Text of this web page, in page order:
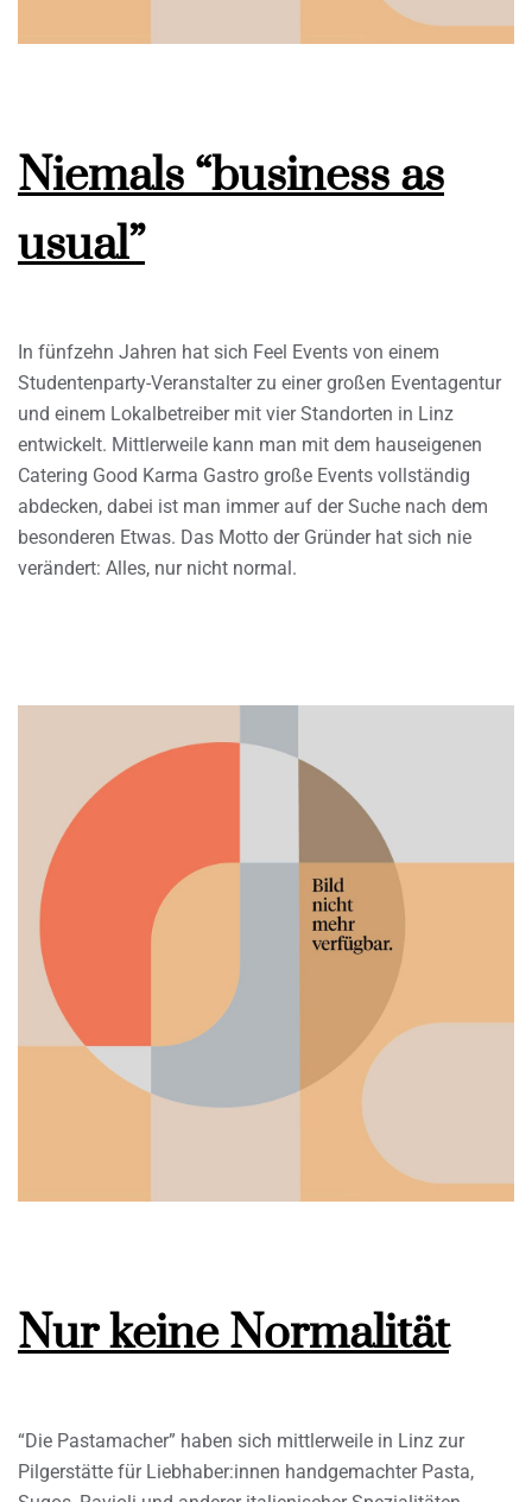
Niemals “business as
usual”
In fünfzehn Jahren hat sich Feel Events von einem
Studentenparty-Veranstalter zu einer großen Eventagentur
und einem Lokalbetreiber mit vier Standorten in Linz
entwickelt. Mittlerweile kann man mit dem hauseigenen
Catering Good Karma Gastro große Events vollständig
abdecken, dabei ist man immer auf der Suche nach dem
besonderen Etwas. Das Motto der Gründer hat sich nie
verändert: Alles, nur nicht normal.
Nur keine Normalität
“Die Pastamacher” haben sich mittlerweile in Linz zur
Pilgerstätte für Liebhaber:innen handgemachter Pasta,